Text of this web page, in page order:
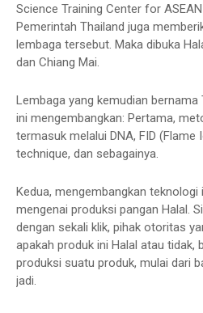
Science Training Center for
Pemerintah Thailand juga
lembaga tersebut. Maka dibuka
dan Chiang Mai.
Lembaga yang kemudian
ini mengembangkan: Pertama,
termasuk melalui DNA, FID
technique, dan sebagainya.
Kedua, mengembangkan
mengenai produksi pangan Halal.
dengan sekali klik, pihak otoritas
apakah produk ini Halal atau tidak,
produksi suatu produk, mulai dari
jadi.